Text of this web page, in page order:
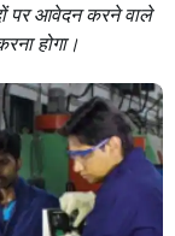
पर आवेदन करने वाले
होगा।